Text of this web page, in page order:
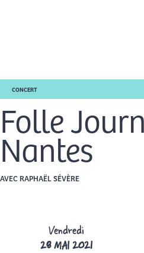
CONCERT
Folle
Nantes
AVEC RAPHAËL SÉVÈRE
Vendredi
28 MAI 2021